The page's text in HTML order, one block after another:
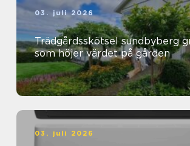
03. juli 2026
Trädgårdsskötsel sundbyberg grönska
som höjer värdet på gården
03. juli 2026